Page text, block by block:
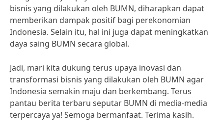
bisnis yang dilakukan oleh BUMN, diharapkan dapat
memberikan dampak positif bagi perekonomian
Indonesia. Selain itu, hal ini juga dapat meningkatkan
daya saing BUMN secara global.
Jadi, mari kita dukung terus upaya inovasi dan
transformasi bisnis yang dilakukan oleh BUMN agar
Indonesia semakin maju dan berkembang. Terus
pantau berita terbaru seputar BUMN di media-media
terpercaya ya! Semoga bermanfaat. Terima kasih.